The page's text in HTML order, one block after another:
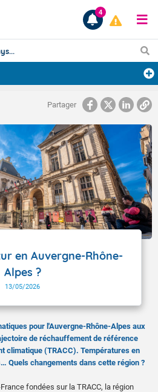
Prévisions
RÉSULTATS
Articles
4
Partager
en Auvergne-Rhône-
Alpes ?
13/05/2026
pour l'Auvergne-Rhône-Alpes aux
de réchauffement de référence
climatique (TRACC). Températures en
Quels changements dans cette région ?
fondées sur la TRACC, la région